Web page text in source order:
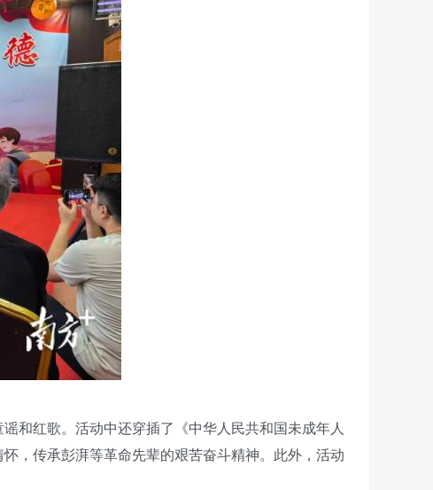
和红歌。活动中还穿插了《中华人民共和国未成年人
，传承彭湃等革命先辈的艰苦奋斗精神。此外，活动